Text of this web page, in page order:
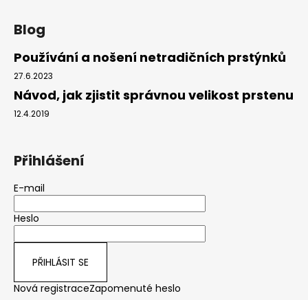
Blog
Používání a nošení netradičních prstýnků
27.6.2023
Návod, jak zjistit správnou velikost prstenu
12.4.2019
Přihlášení
E-mail
Heslo
PŘIHLÁSIT SE
Nová registraceZapomenuté heslo